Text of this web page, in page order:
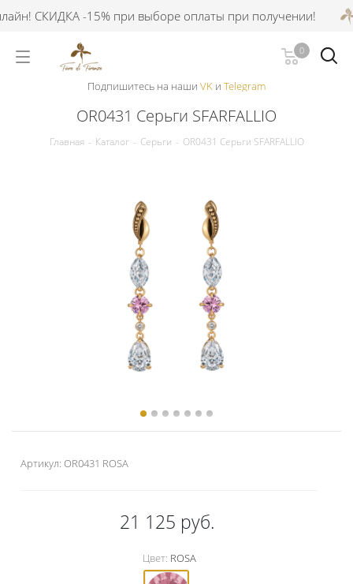
СКИДКА -15% при выборе оплаты при получении!
0
Подпишитесь на наши VK и Telegram
OR0431 Серьги SFARFALLIO
Главная - Каталог - Серьги - OR0431 Серьги SFARFALLIO
Артикул: OR0431 ROSA
21 125 руб.
Цвет: ROSA